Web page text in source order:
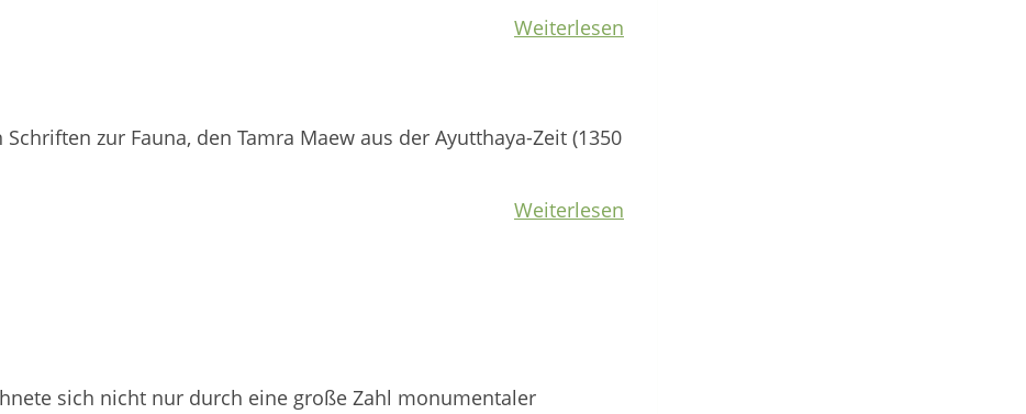
Weiterlesen
zur Fauna, den Tamra Maew aus der Ayutthaya-Zeit (1350
Weiterlesen
sich nicht nur durch eine große Zahl monumentaler